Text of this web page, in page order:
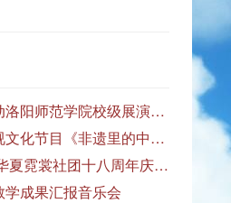
第八届大学生艺术展演活动洛阳师范学院校级展演——艺术作品专场展览在美术与艺术学院顺利开展
我校音乐学院师生参演央视文化节目《非遗里的中国》
霓裳留韵，赴启新章—— 华夏霓裳社团十八周年庆暨毕业季特别演出圆满落幕
成果汇报音乐会